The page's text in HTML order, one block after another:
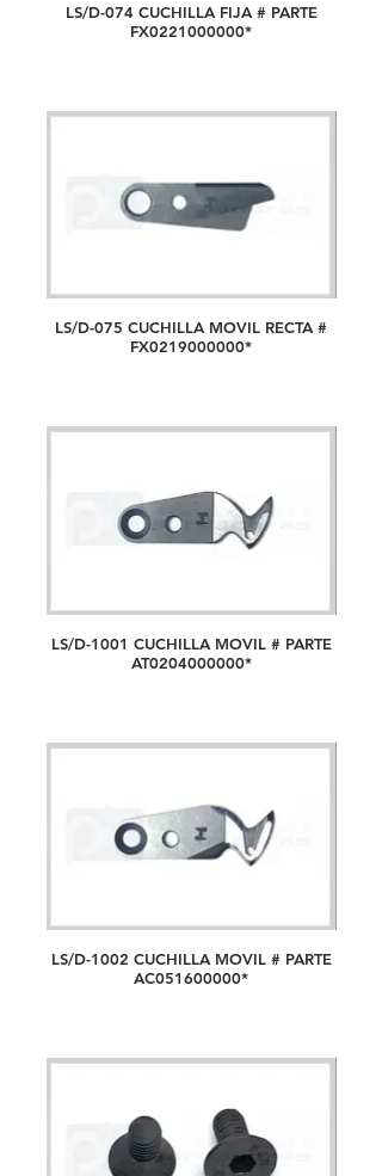
LS/D-074 CUCHILLA FIJA # PARTE
FX0221000000*
LS/D-075 CUCHILLA MOVIL RECTA #
FX0219000000*
LS/D-1001 CUCHILLA MOVIL # PARTE
AT0204000000*
LS/D-1002 CUCHILLA MOVIL # PARTE
AC051600000*